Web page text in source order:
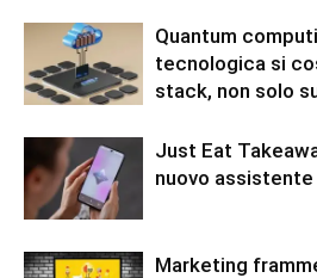
Quantum
tecnologica si
stack, non solo
Just Eat
nuovo
Marketing